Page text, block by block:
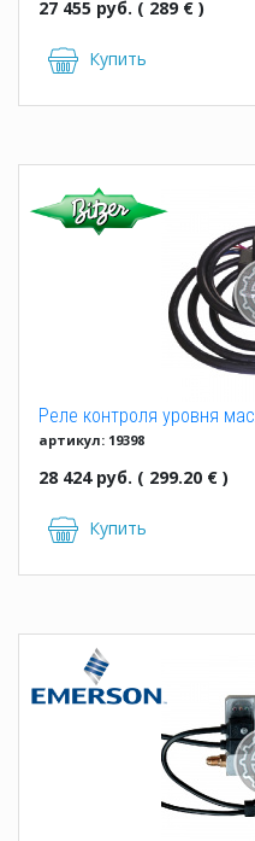
27 455 руб. ( 289 € )
Купить
Реле контроля уровня
артикул: 19398
28 424 руб. ( 299.20 € )
Купить